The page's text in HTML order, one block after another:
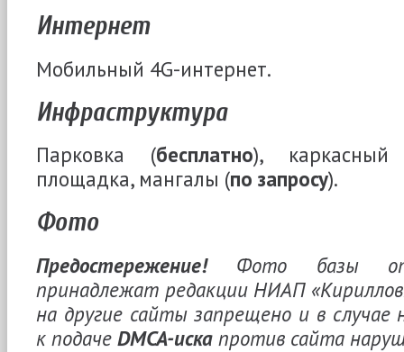
Интернет
Мобильный 4G-интернет.
Инфраструктура
Парковка (бесплатно), каркасный
площадка, мангалы (по запросу).
Фото
Предостережение!Фото базы
принадлежат редакции НИАП
на другие сайты запрещено и в случае
к подаче DMCA-иска против сайта